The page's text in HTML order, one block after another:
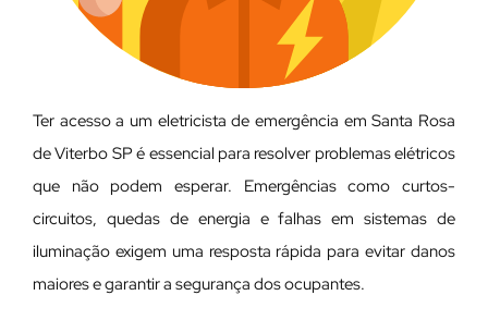
Ter acesso a um eletricista de emergência em Santa Rosa
de Viterbo SP é essencial para resolver problemas elétricos
que não podem esperar. Emergências como curtos-
circuitos, quedas de energia e falhas em sistemas de
iluminação exigem uma resposta rápida para evitar danos
maiores e garantir a segurança dos ocupantes.